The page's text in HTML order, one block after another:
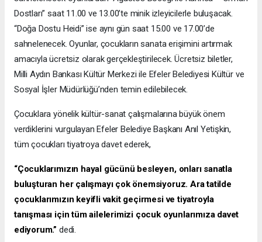
Dostları” saat 11.00 ve 13.00’te minik izleyicilerle buluşacak.
“Doğa Dostu Heidi” ise aynı gün saat 15.00 ve 17.00’de
sahnelenecek. Oyunlar, çocukların sanata erişimini artırmak
amacıyla ücretsiz olarak gerçekleştirilecek. Ücretsiz biletler,
Milli Aydın Bankası Kültür Merkezi ile Efeler Belediyesi Kültür ve
Sosyal İşler Müdürlüğü’nden temin edilebilecek.
Çocuklara yönelik kültür-sanat çalışmalarına büyük önem
verdiklerini vurgulayan Efeler Belediye Başkanı Anıl Yetişkin,
tüm çocukları tiyatroya davet ederek,
“Çocuklarımızın hayal gücünü besleyen, onları sanatla
buluşturan her çalışmayı çok önemsiyoruz. Ara tatilde
çocuklarımızın keyifli vakit geçirmesi ve tiyatroyla
tanışması için tüm ailelerimizi çocuk oyunlarımıza davet
ediyorum.” dedi.